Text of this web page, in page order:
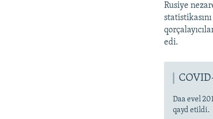
Rusiye
edi.
Daa evel
qayd etildi.